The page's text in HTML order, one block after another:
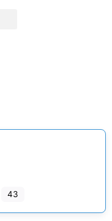
43
sub-categories